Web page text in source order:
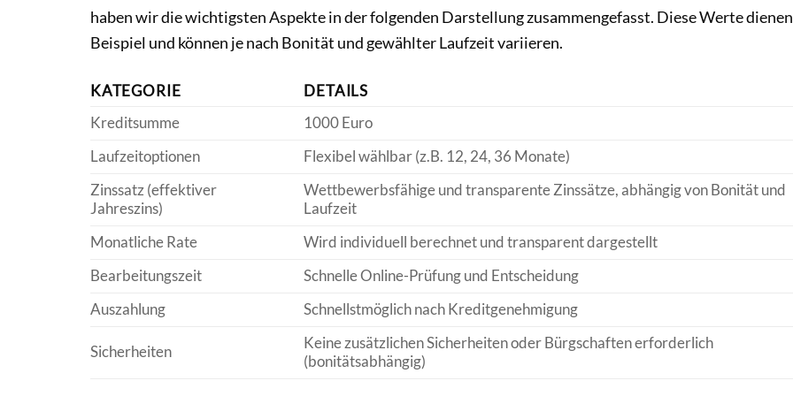
haben wir die wichtigsten Aspekte in der folgenden Darstellung zusammengefasst. Diese Werte
Beispiel und können je nach Bonität und gewählter Laufzeit variieren.
KATEGORIE
DETAILS
Kreditsumme
1000 Euro
Laufzeitoptionen
Flexibel wählbar (z.B. 12, 24, 36 Monate)
Zinssatz (effektiver
Jahreszins)
Wettbewerbsfähige und transparente Zinssätze, abhängig von Bonität und
Laufzeit
Monatliche Rate
Wird individuell berechnet und transparent dargestellt
Bearbeitungszeit
Schnelle Online-Prüfung und Entscheidung
Auszahlung
Schnellstmöglich nach Kreditgenehmigung
Sicherheiten
Keine zusätzlichen Sicherheiten oder Bürgschaften erforderlich
(bonitätsabhängig)